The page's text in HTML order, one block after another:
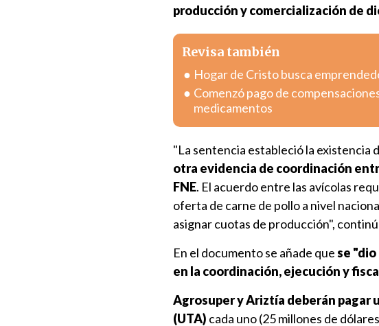
producción y comercialización de
Revisa también
Hogar de Cristo busca
Comenzó pago de
medicamentos
"La sentencia estableció la existencia
otra evidencia de coordinación
FNE. El acuerdo entre las avícolas
oferta de carne de pollo a nivel
asignar cuotas de producción",
En el documento se añade quese
en la coordinación, ejecución y
Agrosuper y Ariztía deberán pagar
(UTA) cada uno (25 millones de